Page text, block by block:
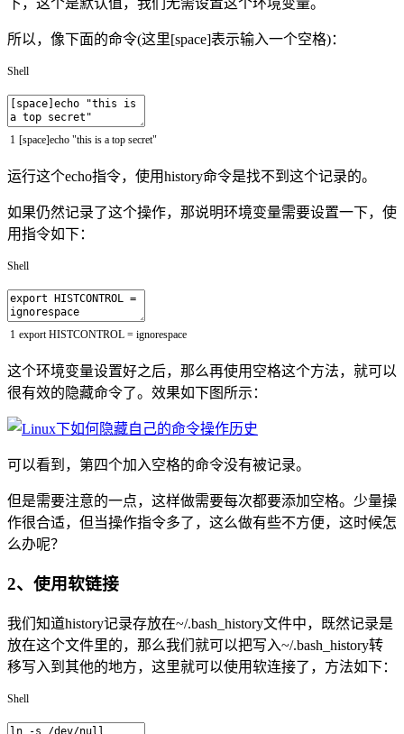
下，这个是默认值，我们无需设置这个环境变量。
所以，像下面的命令(这里[space]表示输入一个空格)：
Shell
1 [space]echo "this is a top secret"
运行这个echo指令，使用history命令是找不到这个记录的。
如果仍然记录了这个操作，那说明环境变量需要设置一下，使
用指令如下：
Shell
1 export HISTCONTROL = ignorespace
这个环境变量设置好之后，那么再使用空格这个方法，就可以
很有效的隐藏命令了。效果如下图所示：
可以看到，第四个加入空格的命令没有被记录。
但是需要注意的一点，这样做需要每次都要添加空格。少量操
作很合适，但当操作指令多了，这么做有些不方便，这时候怎
么办呢？
2、使用软链接
我们知道history记录存放在~/.bash_history文件中，既然记录是
放在这个文件里的，那么我们就可以把写入~/.bash_history转
移写入到其他的地方，这里就可以使用软连接了，方法如下：
Shell